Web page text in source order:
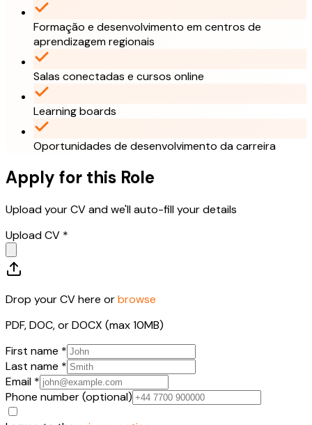
Formação e desenvolvimento em centros de
aprendizagem regionais
Salas conectadas e cursos online
Learning boards
Oportunidades de desenvolvimento da carreira
Apply for this Role
Upload your CV and we'll auto-fill your details
Upload CV *
Drop your CV here orbrowse
PDF, DOC, or DOCX (max 10MB)
First name *
Last name *
Email *
Phone number (optional)